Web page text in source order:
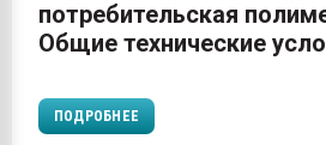
потребительская
Общие технические
ПОДРОБНЕЕ